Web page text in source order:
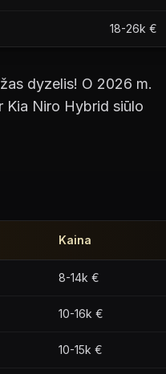
18-26k €
dyzelis! O 2026 m.
Kia Niro Hybrid siūlo
Kaina
8-14k €
10-16k €
10-15k €